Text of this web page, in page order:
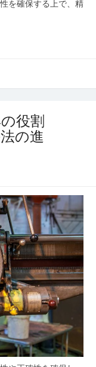
を確保する上で、精
役割
の進